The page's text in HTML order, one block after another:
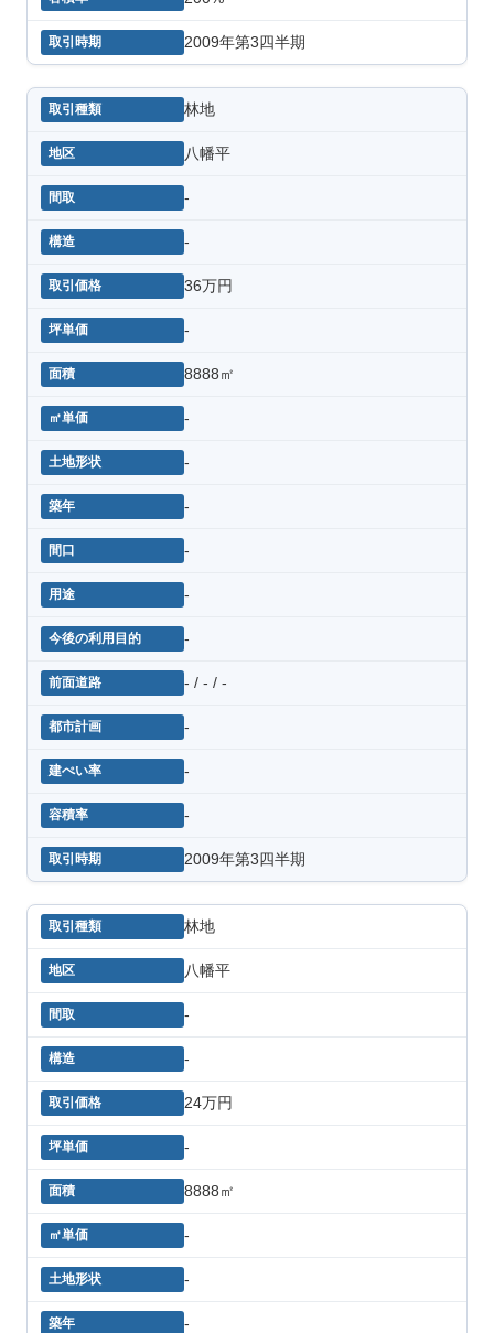
2009年第3四半期
林地
八幡平
-
-
36万円
-
8888㎡
-
-
-
-
-
-
- / - / -
-
-
-
2009年第3四半期
林地
八幡平
-
-
24万円
-
8888㎡
-
-
-